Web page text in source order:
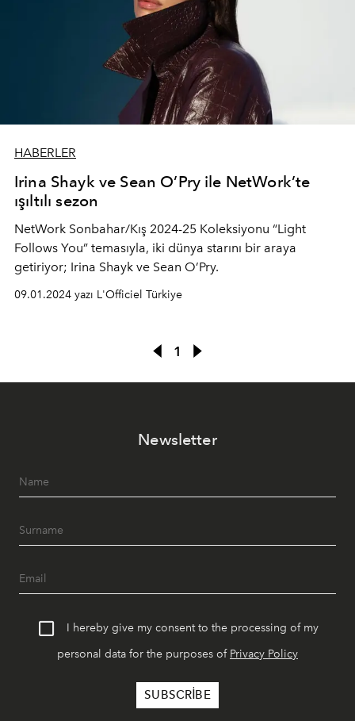
HABERLER
Irina Shayk ve Sean O’Pry ile NetWork’te
ışıltılı sezon
NetWork Sonbahar/Kış 2024-25 Koleksiyonu “Light
Follows You” temasıyla, iki dünya starını bir araya
getiriyor; Irina Shayk ve Sean O’Pry.
09.01.2024 yazı L'Officiel Türkiye
1
Newsletter
I hereby give my consent to the processing of my
personal data for the purposes of Privacy Policy